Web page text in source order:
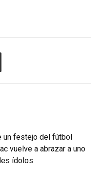
un festejo del fútbol
vuelve a abrazar a uno
ídolos